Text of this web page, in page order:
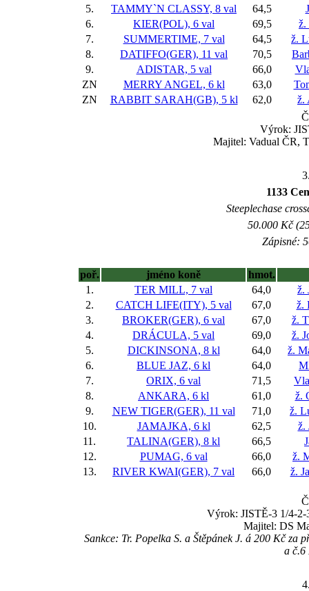
5.
TAMMY`N CLASSY, 8 val 64,5
6.
KIER(POL), 6 val 69,5
ž.
7.
SUMMERTIME, 7 val 64,5
ž.
8.
DATIFFO(GER), 11 val 70,5
9.
ADISTAR, 5 val 66,0
ZN
MERRY ANGEL, 6 kl 63,0
ZN
RABBIT SARAH(GB), 5 kl 62,0
ž.
Výrok:
Majitel: Vadual ČR,
1133
Steeplechase
50.000 Kč
Zápisné:
poř. jméno koně
hmot.
1.
TER MILL, 7 val 64,0
ž.
2.
CATCH LIFE(ITY), 5 val 67,0
ž.
3.
BROKER(GER), 6 val 67,0
ž.
4.
DRÁCULA, 5 val 69,0
ž.
5.
DICKINSONA, 8 kl 64,0
ž.
6.
BLUE JAZ, 6 kl 64,0
7.
ORIX, 6 val 71,5
8.
ANKARA, 6 kl 61,0
ž.
9.
NEW TIGER(GER), 11 val 71,0
ž.
10.
JAMAJKA, 6 kl 62,5
ž.
11.
TALINA(GER), 8 kl 66,5
12.
PUMAG, 6 val 66,0
ž.
13.
RIVER KWAI(GER), 7 val 66,0
ž.
Výrok: JISTĚ-3 1/4-2-
Majitel: DS
Sankce: Tr. Popelka S. a Štěpánek J. á 200 Kč za
a č.6